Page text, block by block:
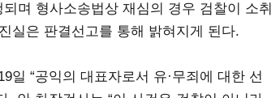
며 형사소송법상 재심의 경우 검찰이 소취
실은 판결선고를 통해 밝혀지게 된다.
일 “공익의 대표자로서 유·무죄에 대한 선